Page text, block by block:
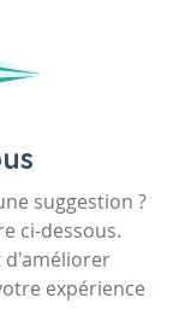
suggestion ?
ci-dessous.
expérience